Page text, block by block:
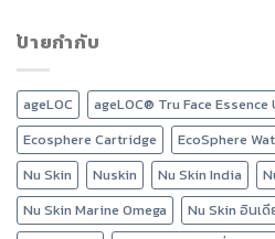
ป้ายกำกับ
ageLOC ageLOC® Tru Face Essence
Ecosphere Cartridge
EcoSphere
Nu Skin
Nuskin Nu Skin India
Nu Skin Marine Omega
Nu Skin อินเดี